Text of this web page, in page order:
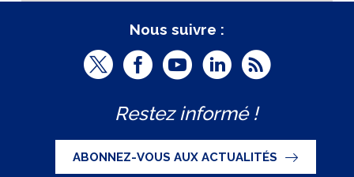
Nous suivre :
T
i
t
F
c
e
Y
u
t
L
n
k
R
Restez informé !
ABONNEZ-VOUS AUX ACTUALITÉS